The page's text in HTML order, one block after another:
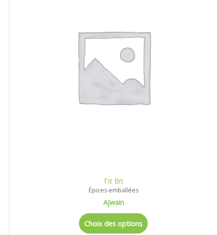
Tit Bit
Épices emballées
Ajwain
Choix des options